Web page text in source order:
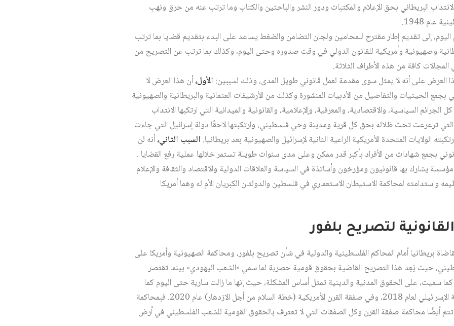
البريطاني بحق الإعلام والمكتبات ودور النشر والباحثين والكتاب وما ترتب عنه من حرق ونهب
1948.
إلى تقديم إطار مقترح للمحامين ولجان التضامن والضغط يساعد على البدء بتقديم قضايا بما ترتب
وصهيونية وأمريكية للقانون الدولي في وقت صدوره وحتى اليوم، وكذلك بما ترتب عن التصريح من
كافة من هذه الأطراف الثلاثة.
على أنه لا يمثل سوى مقدمة لعمل قانوني طويل المدى، وذلك لسببين: الأول،أن هذا العرض لا
الحيثيات والتفاصيل من الأدبيات المنشورة وكذلك من الأرشيفات العثمانية والبريطانية والصهيونية
السياسية، والاقتصادية، والمعرفية، وإلإعلامية، والقانونية والميدانية التي ارتكبها الانتداب
التي ترعرعت تحت ظلاله بحق كل قرية ومدينة وحي فلسطيني، وارتكبتها لاحقًا دولة إسرائيل التي جاءت
الولايات المتحدة الأمريكية الراعية الثانية لإسرائيل والصهيونية بعد بريطانيا. السبب الثاني،أنه لن
بجمع شهادات من الأفراد بأكبر قدر ممكن وعلى مدى سنوات طويلة تستمر خلالها عملية رفع القضايا .
يشارك بها قانونيون ومؤرخون وأساتذة في السياسة والعلاقات الدولية والاقتصاد والثقافة والإعلام
واستدامته لمحاكمة الاستيطان الاستعماري في فلسطين والدولتان الكبريان الأم له وهما أمريكا
لتصريح بلفور
بريطانيا أمام المحاكم الفلسطينية والدولية في شأن تصريح بلفور، ومحاكمة الصهيونية وأمريكا على
حيث يَعِد هذا التصريح القاضية بحقوق قومية حصرية لما سمي «الشعب اليهودي» بينما تقتصر
سميت، على الحقوق المدنية والدينية تمثل أساس المشكلة، حيث إنها ما زالت سارية حتى اليوم كما
أسلفنا وتكررت في قانون القومية الإسرائيلي لعام 2018، وفي صفقة القرن الأمريكية (خطة السلام من أجل الازدهار) عام 2020. فبمحاكمة
أيضًا محاكمة صفقة القرن وكل الصفقات التي لا تعترف بالحقوق القومية للشعب الفلسطيني في أرض